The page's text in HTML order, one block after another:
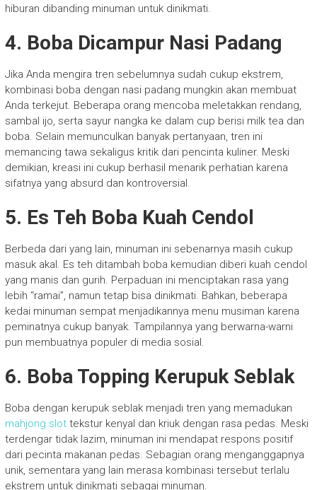
hiburan dibanding minuman untuk dinikmati.
4. Boba Dicampur Nasi Padang
Jika Anda mengira tren sebelumnya sudah cukup ekstrem,
kombinasi boba dengan nasi padang mungkin akan membuat
Anda terkejut. Beberapa orang mencoba meletakkan rendang,
sambal ijo, serta sayur nangka ke dalam cup berisi milk tea dan
boba. Selain memunculkan banyak pertanyaan, tren ini
memancing tawa sekaligus kritik dari pencinta kuliner. Meski
demikian, kreasi ini cukup berhasil menarik perhatian karena
sifatnya yang absurd dan kontroversial.
5. Es Teh Boba Kuah Cendol
Berbeda dari yang lain, minuman ini sebenarnya masih cukup
masuk akal. Es teh ditambah boba kemudian diberi kuah cendol
yang manis dan gurih. Perpaduan ini menciptakan rasa yang
lebih “ramai”, namun tetap bisa dinikmati. Bahkan, beberapa
kedai minuman sempat menjadikannya menu musiman karena
peminatnya cukup banyak. Tampilannya yang berwarna-warni
pun membuatnya populer di media sosial.
6. Boba Topping Kerupuk Seblak
Boba dengan kerupuk seblak menjadi tren yang memadukan
mahjong slottekstur kenyal dan kriuk dengan rasa pedas. Meski
terdengar tidak lazim, minuman ini mendapat respons positif
dari pecinta makanan pedas. Sebagian orang menganggapnya
unik, sementara yang lain merasa kombinasi tersebut terlalu
ekstrem untuk dinikmati sebagai minuman.